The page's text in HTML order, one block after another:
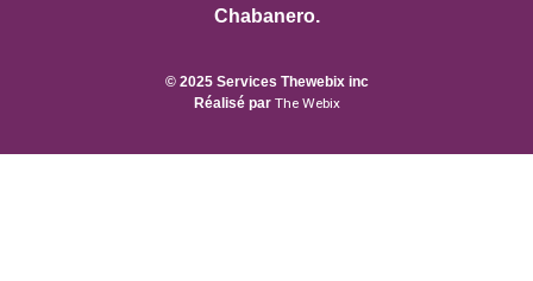
Chabanero.
© 2025 Services Thewebix inc
Réalisé par The Webix